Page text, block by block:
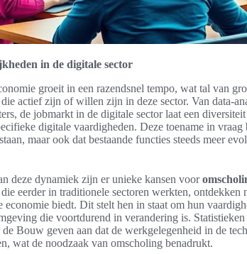
in de digitale sector
groeit in een razendsnel tempo, wat tal van
actief zijn of willen zijn in deze sector. Van data-
de jobmarkt in de digitale sector laat een
digitale vaardigheden. Deze toename in
maar ook dat bestaande functies steeds meer
deze dynamiek zijn er unieke kansen voor
eerder in traditionele sectoren werkten,
economie biedt. Dit stelt hen in staat om hun
die voortdurend in verandering is.
Bouw geven aan dat de werkgelegenheid in de
wat de noodzaak van omscholing benadrukt.